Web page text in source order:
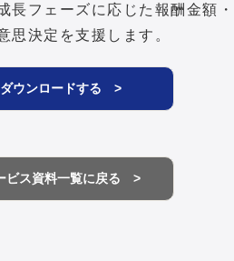
長フェーズに応じた報酬金額・
思決定を支援します。
ダウンロードする >
ビス資料一覧に戻る >